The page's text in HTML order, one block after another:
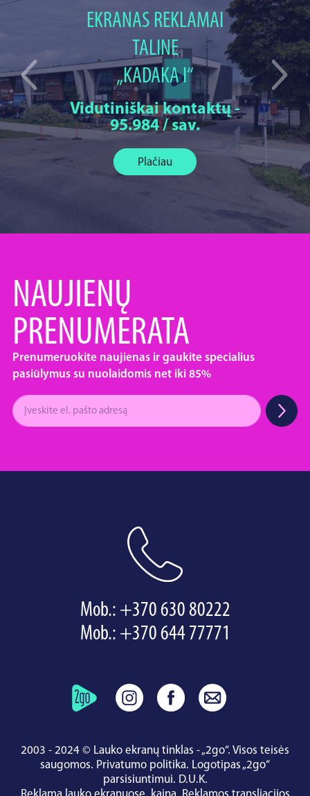
EKRANAS REKLAMAI
TALINE
„KADAKA I“
Vidutiniškai kontaktų -
95.984 / sav.
Plačiau
NAUJIENŲ
PRENUMERATA
Prenumeruokite naujienas ir gaukite specialius
pasiūlymus su nuolaidomis net iki 85%
Mob.: +370 630 80222
Mob.: +370 644 77771
2003 - 2024 © Lauko ekranų tinklas - „2go“. Visos teisės
saugomos. Privatumo politika. Logotipas „2go“
parsisiuntimui. D.U.K.